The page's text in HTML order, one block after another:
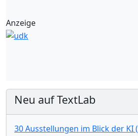
Anzeige
Neu auf TextLab
30 Ausstellungen im Blick der KI